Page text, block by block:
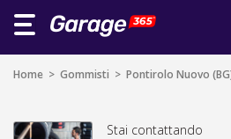
Home > Gommisti > Pontirolo Nuovo
Stai contattando